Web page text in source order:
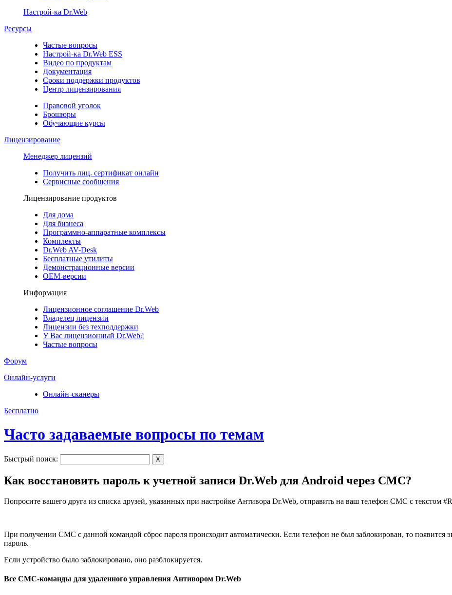
Настрой-ка Dr.Web
Ресурсы
Частые вопросы
Настрой-ка Dr.Web ESS
Видео по продуктам
Документация
Сроки поддержки продуктов
Центр лицензирования
Правовой уголок
Брошюры
Обучающие курсы
Лицензирование
Менеджер лицензий
Получить лиц. сертификат онлайн
Сервисные сообщения
Лицензирование продуктов
Для дома
Для бизнеса
Программно-аппаратные комплексы
Комплекты
Dr.Web AV-Desk
Бесплатные утилиты
Демонстрационные версии
ОЕМ-версии
Информация
Лицензионное соглашение Dr.Web
Владелец лицензии
Лицензии без техподдержки
У Вас лицензионный Dr.Web?
Частые вопросы
Форум
Онлайн-услуги
Онлайн-сканеры
Бесплатно
Часто задаваемые вопросы по темам
Быстрый поиск: X
Как восстановить пароль к учетной записи Dr.Web для Android через СМС?
Попросите вашего друга из списка друзей, указанных при настройке Антивора Dr.Web, отправить на ваш телефон СМС с текстом
При получении СМС с данной командой сброс пароля происходит автоматически. Если телефон не был заблокирован, то появится
пароль.
Если устройство было заблокировано, оно разблокируется.
Все СМС-команды для удаленного управления Антивором Dr.Web